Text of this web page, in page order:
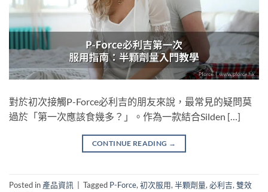
對於初次接觸P-Force必利吉的朋友來說，最常見的疑問莫
過於「第一次應該食幾多？」。作為一款結合Silden […]
CONTINUE READING →
Posted in 產品資訊 Tagged P-Force, 初次服用, 半顆劑量, 必利吉, 雙效